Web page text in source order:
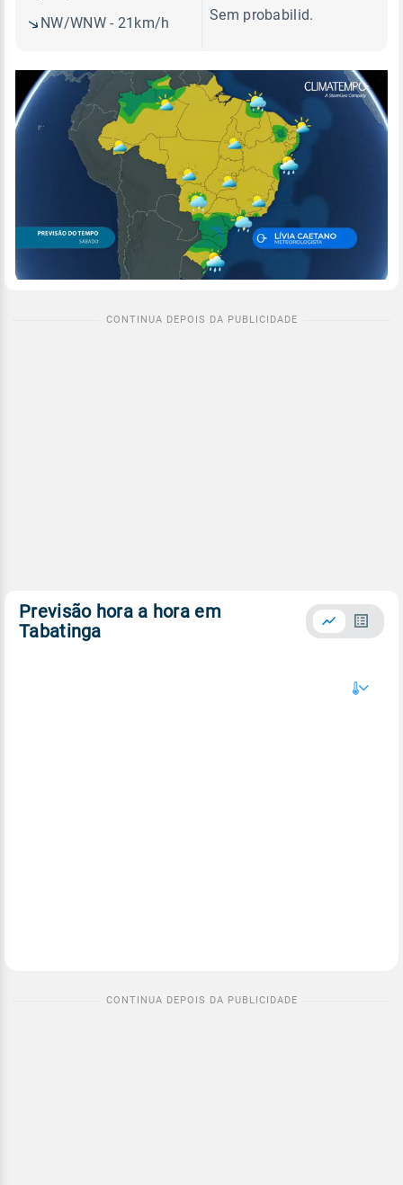
NW/WNW - 21km/h
Sem probabilid.
Previsão hora a hora em
Tabatinga